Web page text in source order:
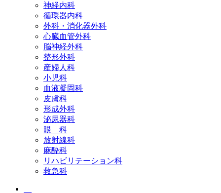
神経内科
循環器内科
外科・消化器外科
心臓血管外科
脳神経外科
整形外科
産婦人科
小児科
血液凝固科
皮膚科
形成外科
泌尿器科
眼 科
放射線科
麻酔科
リハビリテーション科
救急科